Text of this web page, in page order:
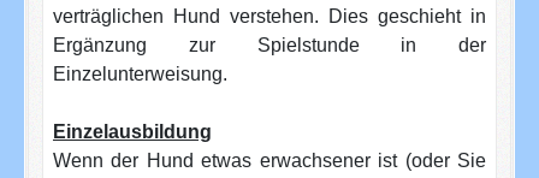
verträglichen Hund verstehen. Dies geschieht in
Ergänzung zur Spielstunde in der
Einzelunterweisung.
Einzelausbildung
Wenn der Hund etwas erwachsener ist (oder Sie